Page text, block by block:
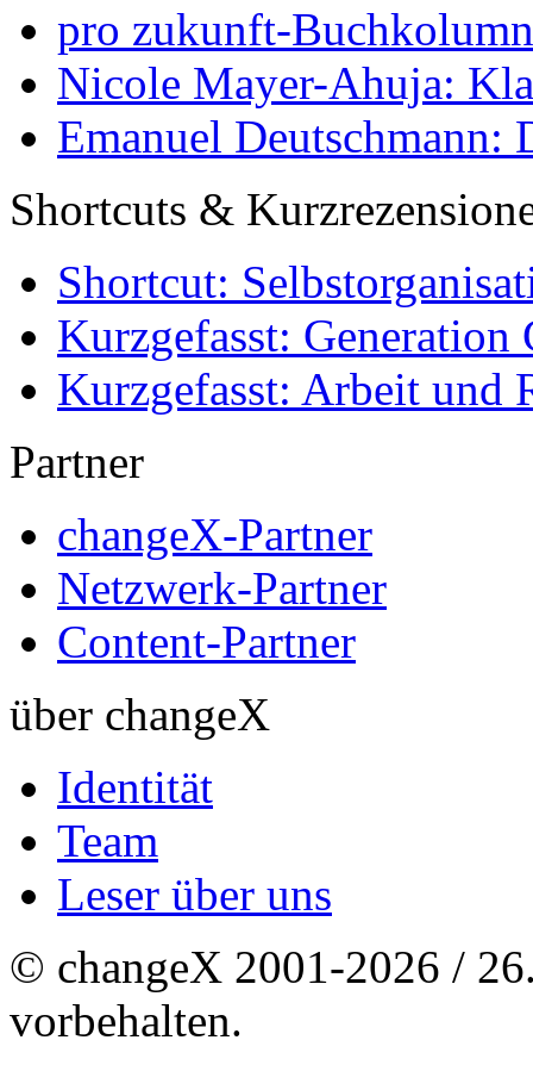
pro zukunft-
Nicole Mayer-Ahuja:
Emanuel Deutschmann:
Shortcuts &
Shortcut:
Kurzgefasst: Generation
Kurzgefasst: Arbeit und
Partner
changeX-Partner
Netzwerk-Partner
Content-Partner
über changeX
Identität
Team
Leser über uns
© changeX 2001-2026 /
vorbehalten.